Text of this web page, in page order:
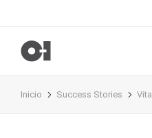
Inicio Success Stories